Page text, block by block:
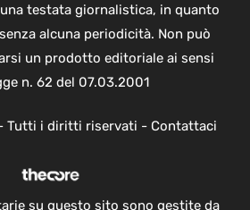
testata giornalistica, in quanto
alcuna periodicità. Non può
un prodotto editoriale ai sensi
n. 62 del 07.03.2001
Tutti i diritti riservati - Contattaci
su questo sito sono gestite da